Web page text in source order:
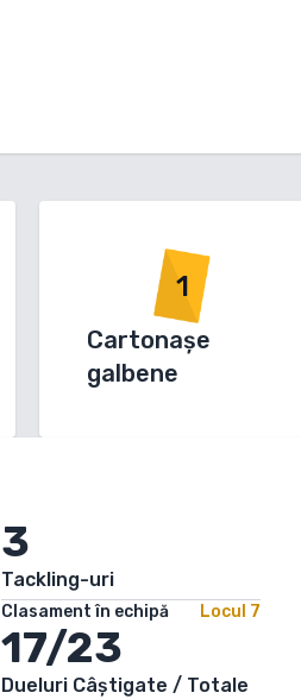
1
Cartonașe
galbene
3
Tackling-uri
Clasament în echipă Locul 7
17/23
Dueluri Câștigate / Totale